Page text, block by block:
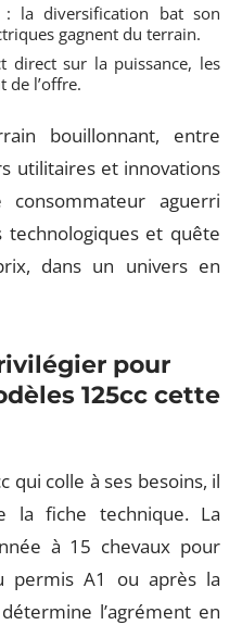
la diversification bat son
gagnent du terrain.
direct sur la puissance, les
de l’offre.
bouillonnant, entre
utilitaires et innovations
consommateur aguerri
technologiques et quête
dans un univers en
pour
125cc cette
qui colle à ses besoins, il
la fiche technique. La
à 15 chevaux pour
permis A1 ou après la
l’agrément en